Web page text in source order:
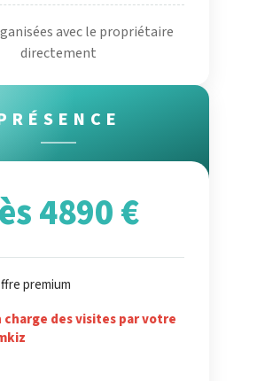
avec le propriétaire
directement
4890 €
premium
charge des visites par votre